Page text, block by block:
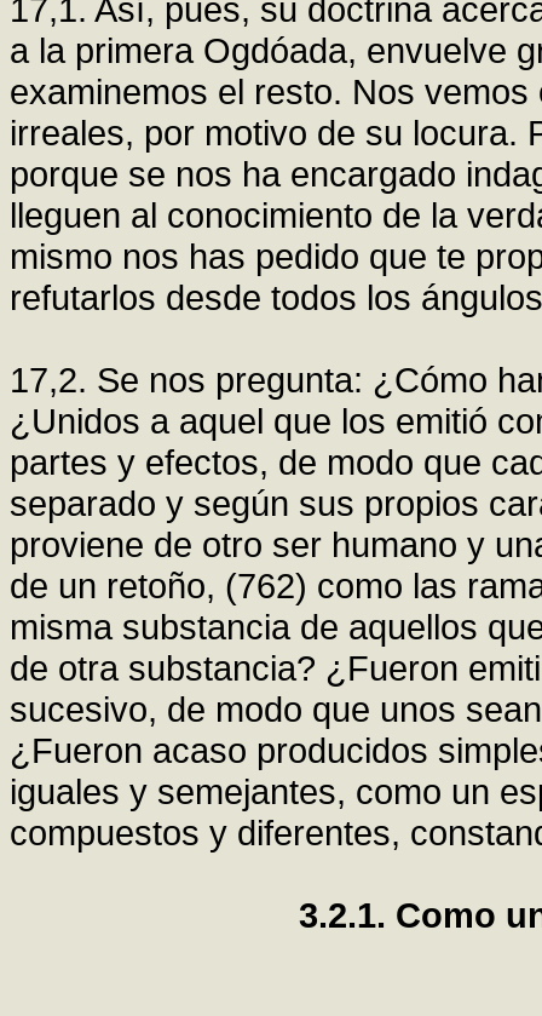
17,1. Así, pues, su doctrina
a la primera Ogdóada, envuelve
examinemos el resto. Nos
irreales, por motivo de su locura.
porque se nos ha encargado
lleguen al conocimiento de la
mismo nos has pedido que te
refutarlos desde todos los
17,2. Se nos pregunta: ¿Cómo
¿Unidos a aquel que los emitió
partes y efectos, de modo que
separado y según sus propios
proviene de otro ser humano y
de un retoño, (762) como las
misma substancia de aquellos
de otra substancia? ¿Fueron
sucesivo, de modo que unos
¿Fueron acaso producidos
iguales y semejantes, como un
compuestos y diferentes,
3.2.1. Como